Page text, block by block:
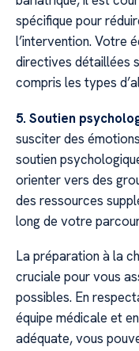
spécifique pour
l’intervention. Votre
directives détaillées
compris les types
5. Soutien
susciter des
soutien
orienter vers des
des ressources
long de votre
La préparation à la
cruciale pour vous
possibles. En
équipe médicale et
adéquate, vous